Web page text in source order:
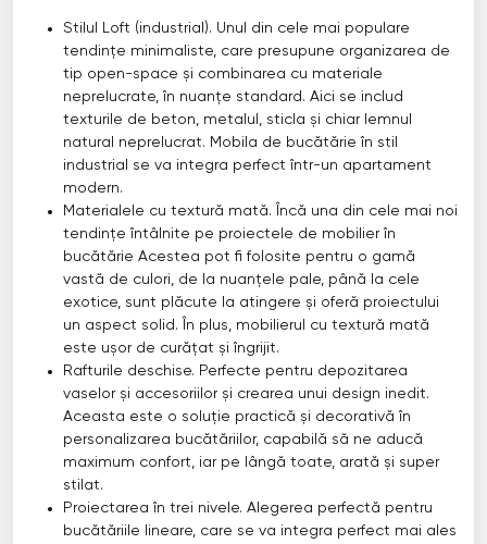
Stilul Loft (industrial). Unul din cele mai populare
tendințe minimaliste, care presupune organizarea de
tip open-space și combinarea cu materiale
neprelucrate, în nuanțe standard. Aici se includ
texturile de beton, metalul, sticla și chiar lemnul
natural neprelucrat. Mobila de bucătărie în stil
industrial se va integra perfect într-un apartament
modern.
Materialele cu textură mată. Încă una din cele mai noi
tendințe întâlnite pe proiectele de mobilier în
bucătărie Acestea pot fi folosite pentru o gamă
vastă de culori, de la nuanțele pale, până la cele
exotice, sunt plăcute la atingere și oferă proiectului
un aspect solid. În plus, mobilierul cu textură mată
este ușor de curățat și îngrijit.
Rafturile deschise. Perfecte pentru depozitarea
vaselor și accesoriilor și crearea unui design inedit.
Aceasta este o soluție practică și decorativă în
personalizarea bucătăriilor, capabilă să ne aducă
maximum confort, iar pe lângă toate, arată și super
stilat.
Proiectarea în trei nivele. Alegerea perfectă pentru
bucătăriile lineare, care se va integra perfect mai ales